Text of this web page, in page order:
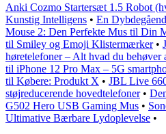
Anki Cozmo Startersæt 1.5 Robot
Kunstig Intelligens • En
Mouse 2: Den Perfekte Mus til Din
til Smiley og Emoji Klistermærker•
høretelefoner – Alt hvad du behøver
til iPhone 12 Pro Max – 5G
til Købere: Produkt X • JBL Live
støjreducerende hovedtelefoner•
G502 Hero USB Gaming Mus •
Ultimative Bærbare Lydoplevelse •